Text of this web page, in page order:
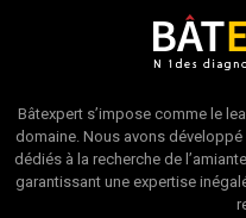
Bâtexpert s’impose comme le
domaine. Nous avons
dédiés à la recherche de
garantissant une expertise